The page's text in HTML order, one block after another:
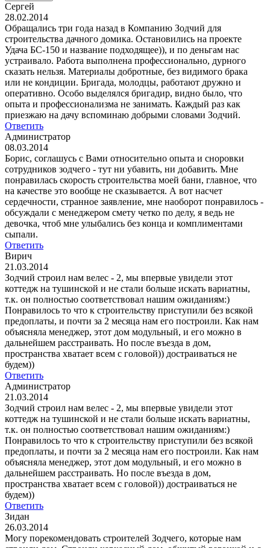
Сергей
28.02.2014
Обращались три года назад в Компанию Зодчий для
строительства дачного домика. Остановились на проекте
Удача БС-150 и название подходящее)), и по деньгам нас
устраивало. Работа выполнена профессионально, дурного
сказать нельзя. Материалы добротные, без видимого брака
или не кондиции. Бригада, молодцы, работают дружно и
оперативно. Особо выделялся бригадир, видно было, что
опыта и профессионализма не занимать. Каждый раз как
приезжаю на дачу вспоминаю добрыми словами Зодчий.
Ответить
Администратор
08.03.2014
Борис, соглашусь с Вами относительно опыта и сноровки
сотрудников зодчего - тут ни убавить, ни добавить. Мне
понравилась скорость строительства моей бани, главное, что
на качестве это вообще не сказывается. А вот насчет
сердечности, странное заявление, мне наоборот понравилось -
обсуждали с менеджером смету четко по делу, я ведь не
девочка, чтоб мне улыбались без конца и комплиментами
сыпали.
Ответить
Вирич
21.03.2014
Зодчий строил нам велес - 2, мы впервые увидели этот
коттедж на тушинской и не стали больше искать вариатны,
т.к. он полностью соответствовал нашим ожиданиям:)
Понравилось то что к строительству приступили без всякой
предоплаты, и почти за 2 месяца нам его построили. Как нам
объясняла менеджер, этот дом модульный, и его можно в
дальнейшем расстраивать. Но после въезда в дом,
пространства хватает всем с головой)) достраиваться не
будем))
Ответить
Администратор
21.03.2014
Зодчий строил нам велес - 2, мы впервые увидели этот
коттедж на тушинской и не стали больше искать вариатны,
т.к. он полностью соответствовал нашим ожиданиям:)
Понравилось то что к строительству приступили без всякой
предоплаты, и почти за 2 месяца нам его построили. Как нам
объясняла менеджер, этот дом модульный, и его можно в
дальнейшем расстраивать. Но после въезда в дом,
пространства хватает всем с головой)) достраиваться не
будем))
Ответить
Зидан
26.03.2014
Могу порекомендовать строителей Зодчего, которые нам